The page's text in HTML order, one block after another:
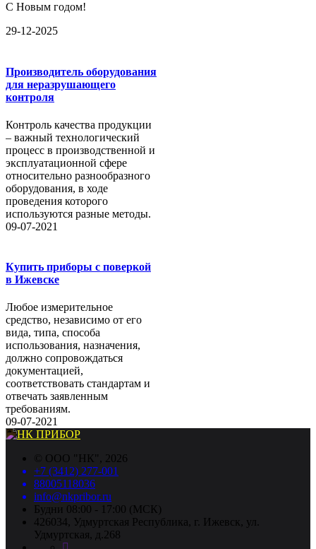
С Новым годом!
29-12-2025
Производитель оборудования
для неразрушающего
контроля
Контроль качества продукции
– важный технологический
процесс в производственной и
эксплуатационной сфере
относительно разнообразного
оборудования, в ходе
проведения которого
используются разные методы.
09-07-2021
Купить приборы с поверкой
в Ижевске
Любое измерительное
средство, независимо от его
вида, типа, способа
использования, назначения,
должно сопровождаться
документацией,
соответствовать стандартам и
отвечать заявленным
требованиям.
09-07-2021
© ООО "НК", 2026
+7 (3412) 277-001
88005118036
info@nkpribor.ru
Будни 08:00 - 17:00 (МСК)
426034, Удмуртская Республика, г. Ижевск, ул.
Удмуртская, д.268